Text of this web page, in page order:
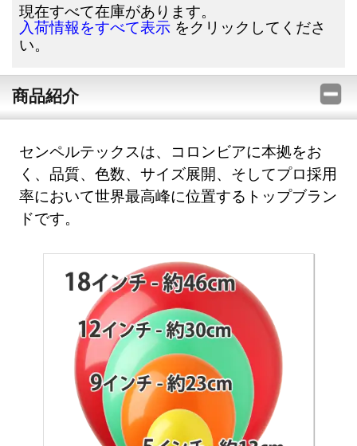
現在すべて在庫があります。
入荷情報をすべて表示 をクリックしてくださ
い。
商品紹介
センペルテックスは、コロンビアに本拠をお
く、品質、色数、サイズ展開、そしてプロ採用
率において世界最高峰に位置するトップブラン
ドです。